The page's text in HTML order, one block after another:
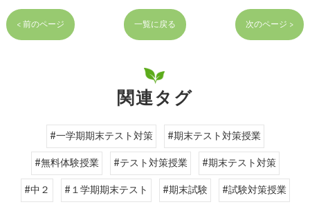
< 前のページ 一覧に戻る 次のページ >
関連タグ
#一学期期末テスト対策
#期末テスト対策授業
#無料体験授業
#テスト対策授業
#期末テスト対策
#中２
#１学期期末テスト #期末試験 #試験対策授業